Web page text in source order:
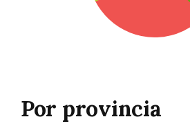
Por provincia